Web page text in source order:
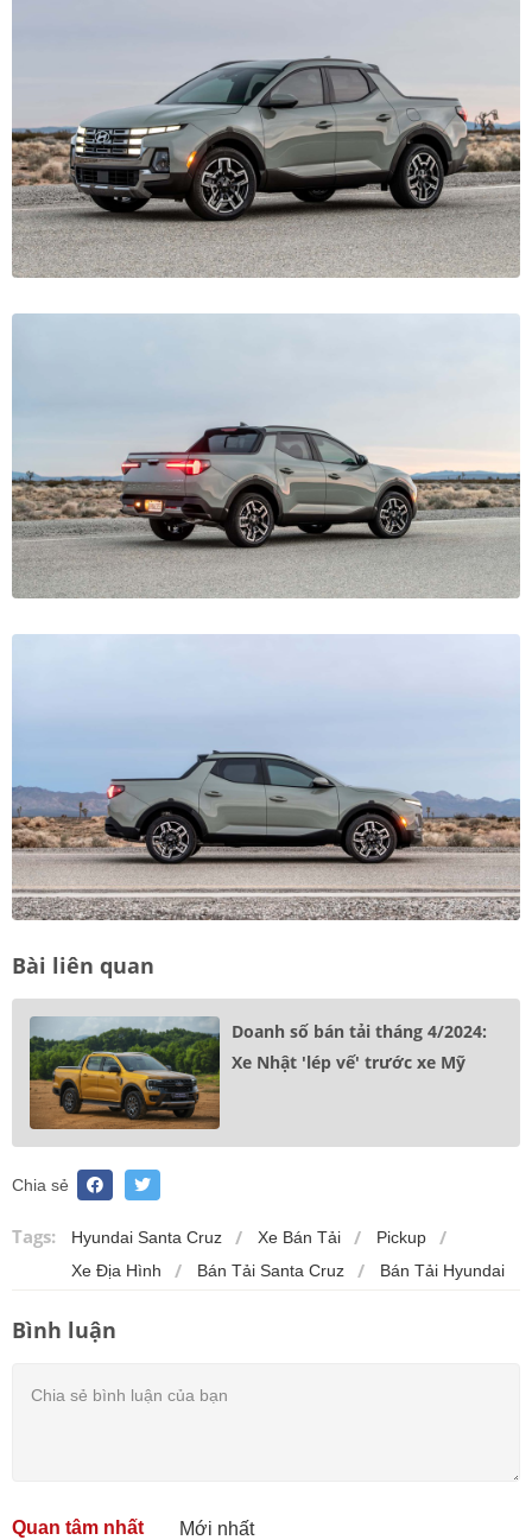
Bài liên quan
Doanh số bán tải tháng 4/2024:
Xe Nhật 'lép vế' trước xe Mỹ
Chia sẻ
Tags: Hyundai Santa Cruz Xe Bán Tải
Pickup
Xe Địa Hình
Bán Tải Santa Cruz Bán Tải Hyundai
Bình luận
Quan tâm nhất Mới nhất